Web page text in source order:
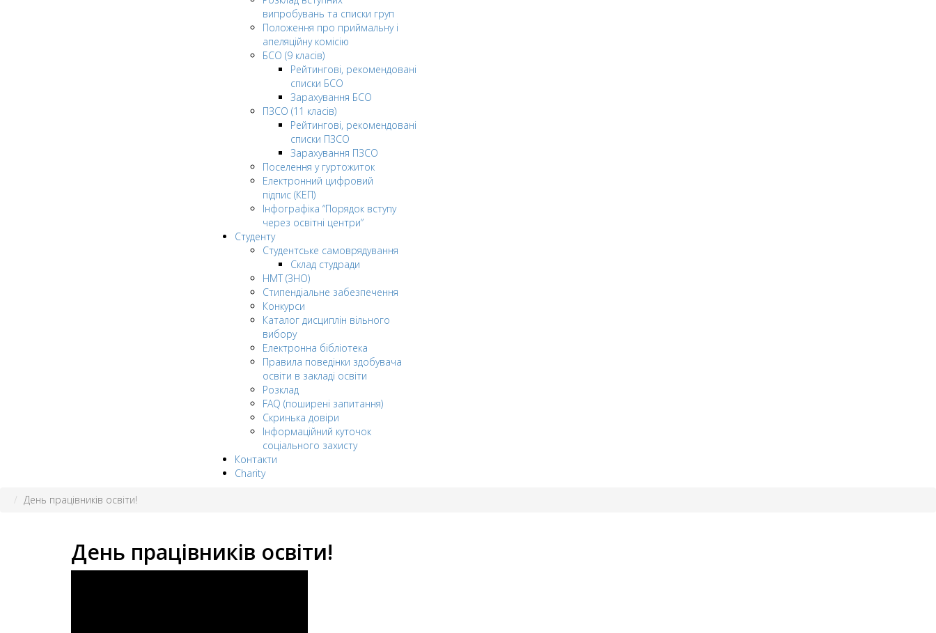
випробувань та списки груп
Положення про приймальну і
апеляційну комісію
БСО (9 класів)
Рейтингові, рекомендовані
списки БСО
Зарахування БСО
ПЗСО (11 класів)
Рейтингові, рекомендовані
списки ПЗСО
Зарахування ПЗСО
Поселення у гуртожиток
Електронний цифровий
підпис (КЕП)
Інфографіка “Порядок вступу
через освітні центри”
Студенту
Студентське самоврядування
Склад студради
НМТ (ЗНО)
Стипендіальне забезпечення
Конкурси
Каталог дисциплін вільного
вибору
Електронна бібліотека
Правила поведінки здобувача
освіти в закладі освіти
Розклад
FAQ (поширені запитання)
Скринька довіри
Інформаційний куточок
соціального захисту
Контакти
Charity
День працівників освіти!
День працівників освіти!